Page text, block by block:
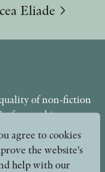
Eliade
of non-fiction
company is part
Foundation for
agree to cookies
the website's
help with our